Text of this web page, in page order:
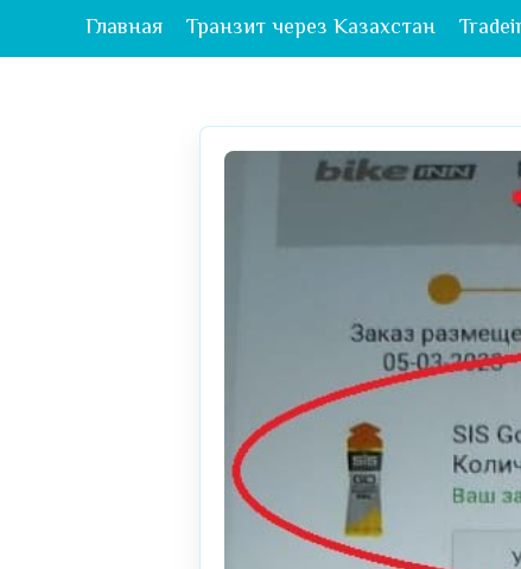
Главная Транзит через Казахстан